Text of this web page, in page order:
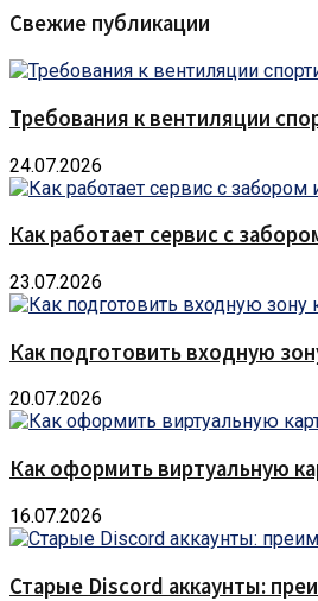
Свежие публикации
Требования к вентиляции
24.07.2026
Как работает сервис с
23.07.2026
Как подготовить входную
20.07.2026
Как оформить виртуальную
16.07.2026
Старые Discord аккаунты: